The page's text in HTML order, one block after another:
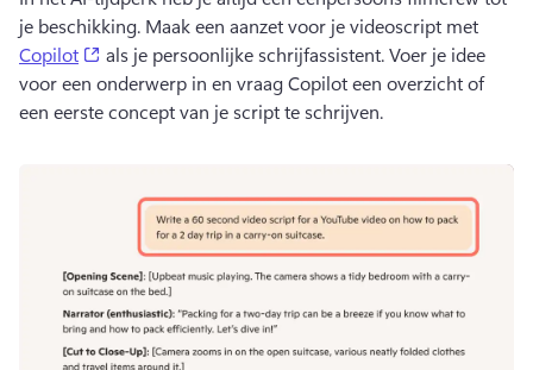
je beschikking. Maak een aanzet voor je videoscript met
Copilot
(opens in a new tab)
als je persoonlijke schrijfassistent. Voer je idee
voor een onderwerp in en vraag Copilot een overzicht of
een eerste concept van je script te schrijven.